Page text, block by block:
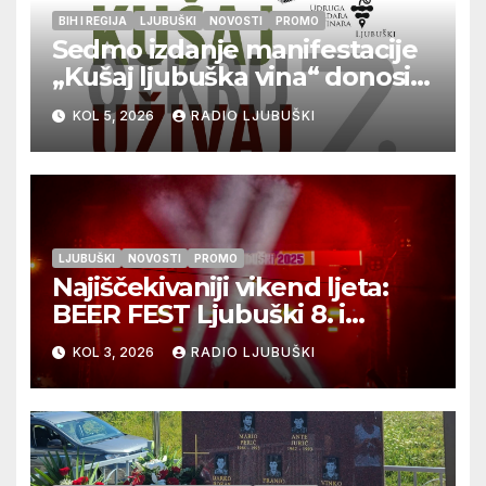
BIH I REGIJA LJUBUŠKI NOVOSTI PROMO
Sedmo izdanje manifestacije
„Kušaj ljubuška vina“ donosi
vrhunska vina, gastronomiju i
glazbu
KOL 5, 2026 RADIO LJUBUŠKI
LJUBUŠKI NOVOSTI PROMO
Najiščekivaniji vikend ljeta:
BEER FEST Ljubuški 8. i
9.kolovoza
KOL 3, 2026 RADIO LJUBUŠKI